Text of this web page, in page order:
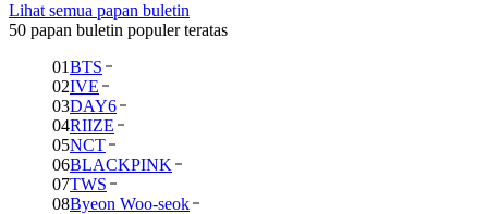
Lihat semua papan buletin
50 papan buletin populer teratas
01BTS
02IVE
03DAY6
04RIIZE
05NCT
06BLACKPINK
07TWS
08Byeon Woo-seok